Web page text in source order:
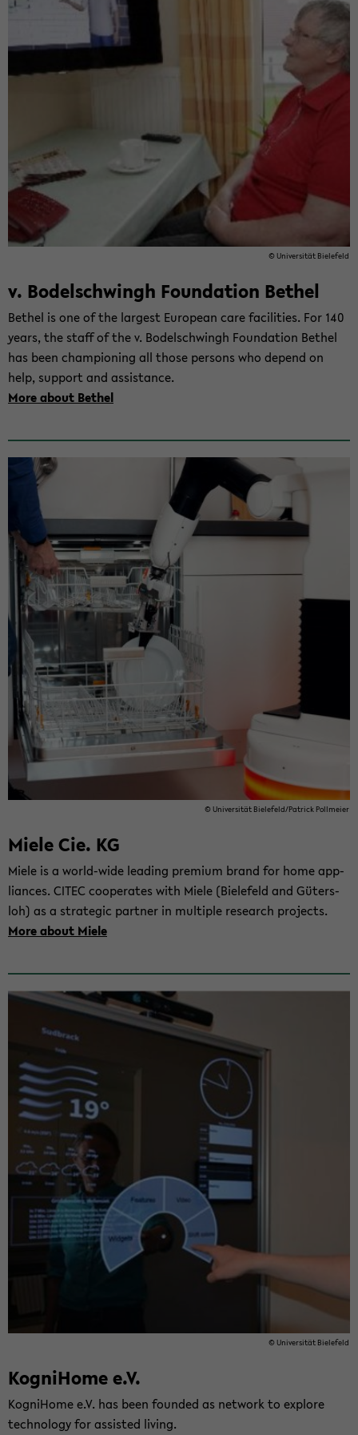
© Uni­ver­si­tät Bie­le­feld
v. Bo­del­schwingh Founda­ti­on Be­thel
Be­thel is one of the lar­gest Eu­ropean care fa­ci­li­ties. For 140
years, the staff of the v. Bo­del­schwingh Founda­ti­on Be­thel
has been cham­pio­ning all those per­sons who de­pend on
help, sup­port and as­si­s­tance.
More about Be­thel
© Uni­ver­si­tät Bie­le­feld/Pa­trick Poll­mei­er
Miele Cie. KG
Miele is a world-​wide lea­ding pre­mi­um brand for home ap­p­
li­an­ces. CITEC co­ope­ra­tes with Miele (Bie­le­feld and Gü­ters­
loh) as a stra­te­gic part­ner in mul­ti­ple re­se­arch pro­jects.
More about Miele
© Uni­ver­si­tät Bie­le­feld
Ko­gni­Home e.V.
Ko­gni­Home e.V. has been foun­ded as net­work to ex­plo­re
tech­no­lo­gy for as­sisted li­ving.